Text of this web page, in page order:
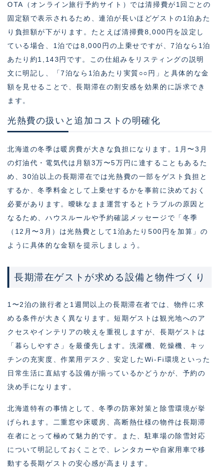
OTA（オンライン旅行予約サイト）では清掃費が1回ごとの
固定額で表示されるため、連泊が長いほどゲストの1泊あた
り負担額が下がります。たとえば清掃費8,000円を設定し
ている場合、1泊では8,000円の上乗せですが、7泊なら1泊
あたり約1,143円です。この仕組みをリスティングの説明
文に明記し、「7泊なら1泊あたり実質○○円」と具体的な金
額を見せることで、長期滞在の割安感を効果的に訴求でき
ます。
光熱費の扱いと追加コストの明確化
北海道の冬季は暖房費が大きな負担になります。1月〜3月
の灯油代・電気代は月額3万〜5万円に達することもあるた
め、30泊以上の長期滞在では光熱費の一部をゲスト負担と
するか、冬季料金として上乗せするかを事前に決めておく
必要があります。曖昧なまま運営するとトラブルの原因と
なるため、ハウスルールや予約確認メッセージで「冬季
（12月〜3月）は光熱費として1泊あたり500円を加算」の
ように具体的な金額を提示しましょう。
長期滞在ゲストが求める設備と物件づくり
1〜2泊の旅行者と1週間以上の長期滞在者では、物件に求
める条件が大きく異なります。短期ゲストは観光地へのア
クセスやインテリアの映えを重視しますが、長期ゲストは
「暮らしやすさ」を最優先します。洗濯機、乾燥機、キッ
チンの充実度、作業用デスク、安定したWi-Fi環境といった
日常生活に直結する設備が揃っているかどうかが、予約の
決め手になります。
北海道特有の事情として、冬季の防寒対策と除雪環境が挙
げられます。二重窓や床暖房、高断熱仕様の物件は長期滞
在者にとって極めて魅力的です。また、駐車場の除雪対応
について明記しておくことで、レンタカーや自家用車で移
動する長期ゲストの安心感が高まります。